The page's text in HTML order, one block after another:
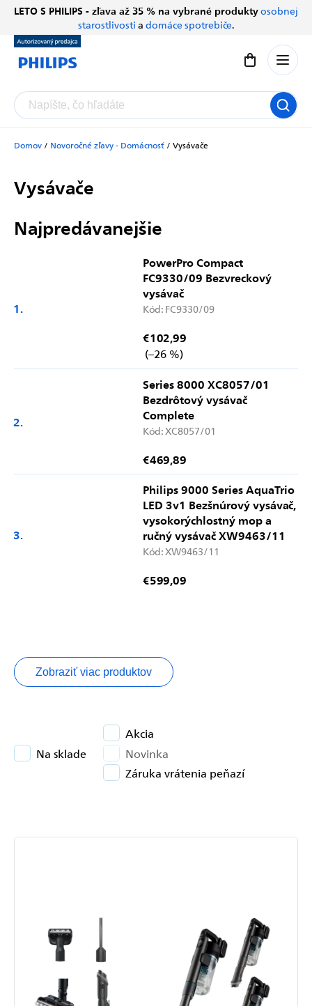
Prejsť
obsah
LETO S PHILIPS - zľava až 35 % na vybrané produktyosobnej
starostlivosti a domáce spotrebiče.
Nákupný
Domov / Novoročné zľavy - Domácnosť / Vysávače
Vysávače
Najpredávanejšie
PowerPro Compact
FC9330/09 Bezvreckový
vysávač
Kód: FC9330/09
(–26 %)
€102,99
Series 8000 XC8057/01
Bezdrôtový vysávač
Complete
Kód:XC8057/01
€469,89
Philips 9000 Series AquaTrio
LED 3v1 Bezšnúrový vysávač,
vysokorýchlostný mop a
ručný vysávač XW9463/11
Kód:XW9463/11
€599,09
Zobraziť viac produktov
Na sklade
Akcia
Novinka
Záruka vrátenia peňazí
Chatbot Filip
Autorizovaný predajce